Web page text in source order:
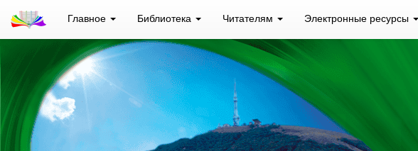
Главное Библиотека Читателям Электронные ресурсы